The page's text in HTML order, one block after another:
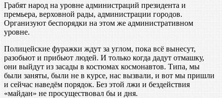
Грабят народ на уровне администраций президента и
премьера, верховной рады, администрации городов.
Организуют беспорядки на этом же административном
уровне.
Полицейские фуражки ждут за углом, пока всё вынесут,
разобьют и прибьют людей. И только когда дадут отмашку,
они выйдут из засады в костюмах космонавтов. Типа, мы
были заняты, были не в курсе, нас вызвали, и вот мы пришли
и сейчас наведём порядок. Без этой лжи и бездействия
«майдан» не просуществовал бы и дня.